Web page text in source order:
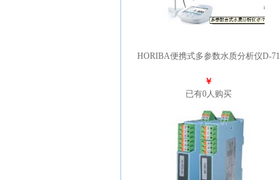
HORIBA便携式多参数水质分析仪D-71
￥
已有0人购买